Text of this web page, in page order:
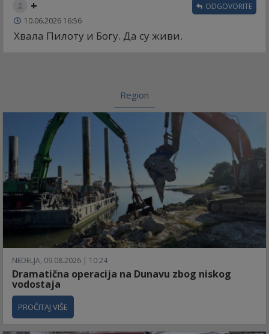
+
10.06.2026 16:56
Хвала Пилоту и Богу. Да су живи.
ODGOVORITE
Region
NEDELJA, 09.08.2026 | 10:24
Dramatična operacija na Dunavu zbog niskog
vodostaja
PROČITAJ VIŠE